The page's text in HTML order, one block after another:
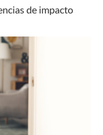
de impacto